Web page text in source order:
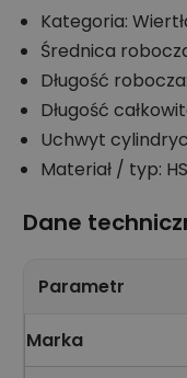
Kategoria:
Średnica
Długość
Długość
Uchwyt
Materiał / typ:
Dane
Parametr
Marka